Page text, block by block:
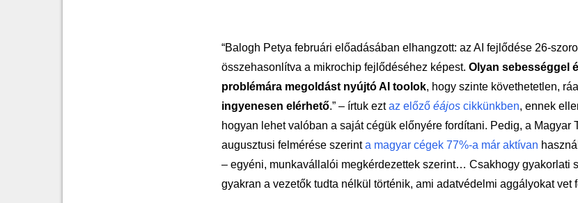
“Balogh Petya februári előadásában elhangzott: az AI fejlődése 26-
összehasonlítva a mikrochip fejlődéséhez képest. Olyan sebességgel
problémára megoldást nyújtó AI toolok, hogy szinte követhetetlen,
ingyenesen elérhető.” – írtuk eztaz előző éájos cikkünkben, ennek
hogyan lehet valóban a saját cégük előnyére fordítani. Pedig, a Magyar
augusztusi felmérése szerinta magyar cégek 77%-a már aktívan
– egyéni, munkavállalói megkérdezettek szerint… Csakhogy gyakorlati
gyakran a vezetők tudta nélkül történik, ami adatvédelmi aggályokat vet